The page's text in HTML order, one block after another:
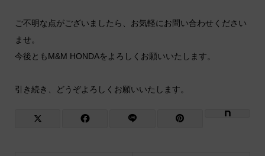
ご不明な点がございましたら、お気軽にお問い合わせください
ませ。
今後ともM&M HONDAをよろしくお願いいたします。
引き続き、どうぞよろしくお願いいたします。